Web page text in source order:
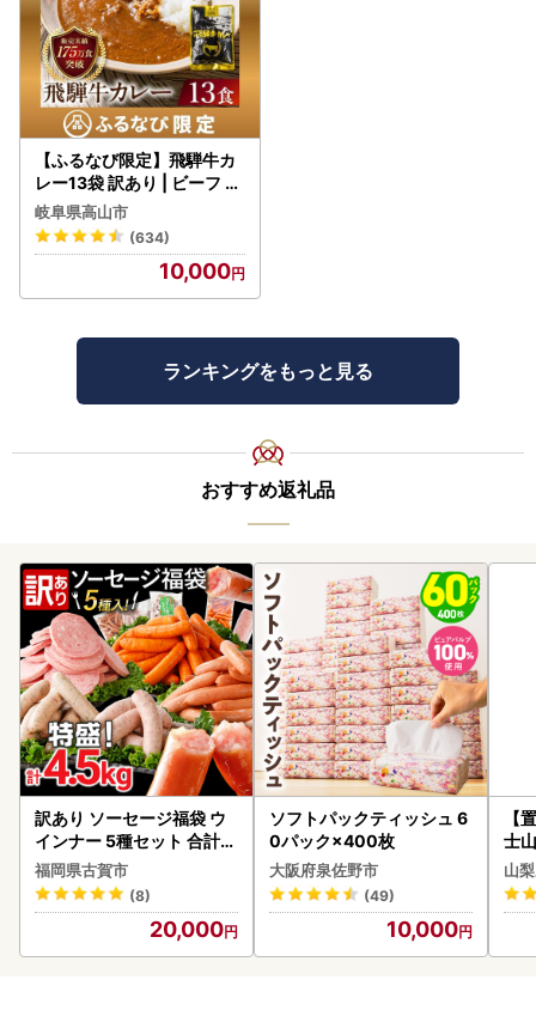
【ふるなび限定】飛騨牛カ
レー13袋 訳あり | ビーフ レ
トルト 訳あり DC006-CP
01 FN-Limited-VO
岐阜県高山市
(634)
10,000
ランキングをもっと見る
おすすめ返礼品
訳あり ソーセージ福袋 ウ
インナー 5種セット 合計4.
5kg ソーセージ
福岡県古賀市
(8)
20,000
ソフトパックティッシュ 6
0パック×400枚
大阪府泉佐野市
(49)
10,000
【
士
180
山